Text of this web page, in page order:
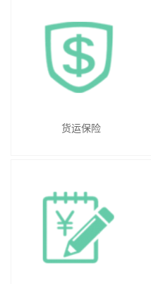
货运保险